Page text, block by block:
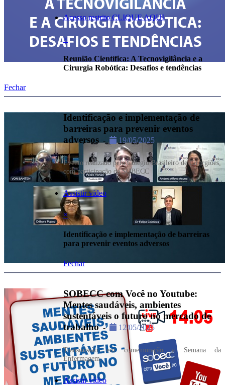
Acesso restrito CLIQUE AQUI
×
Reunião Científica: A Tecnovigilância e a
Cirurgia Robótica: Desafios e tendências
Fechar
Identificação e implementação de
barreiras para prevenir eventos
adversos - 19/05/2025
Evento realizado pelo Colégio Brasileiro de Cirurgiões,
com participação da SOBECC
Assistir vídeo
×
Identificação e implementação de barreiras
para prevenir eventos adversos
Fechar
SOBECC com Você no Youtube:
Mentes saudáveis, ambientes
sustentáveis o futuro no mercado de
trabalho- 12/05/2025
Transmissão em comemoração a Semana da
Enfermagem.
Assistir vídeo